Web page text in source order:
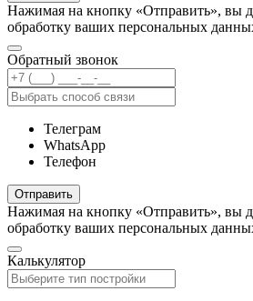
Нажимая на кнопку «Отправить», вы
обработку ваших персональных
Обратный звонок
Телеграм
WhatsApp
Телефон
Отправить
Нажимая на кнопку «Отправить», вы
обработку ваших персональных
Калькулятор